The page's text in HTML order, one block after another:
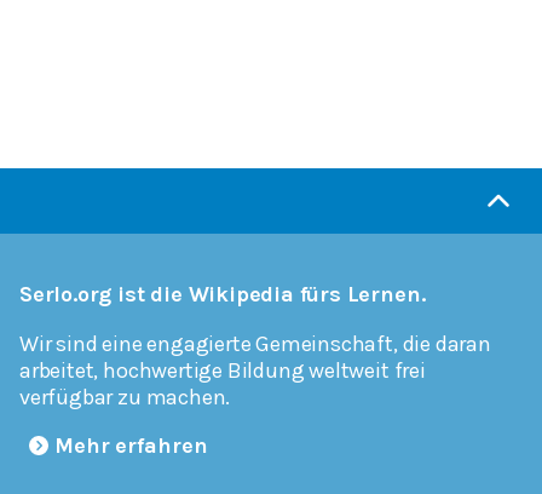
Serlo.org ist die Wikipedia fürs Lernen.
Wir sind eine engagierte Gemeinschaft, die daran
arbeitet, hochwertige Bildung weltweit frei
verfügbar zu machen.
Mehr erfahren